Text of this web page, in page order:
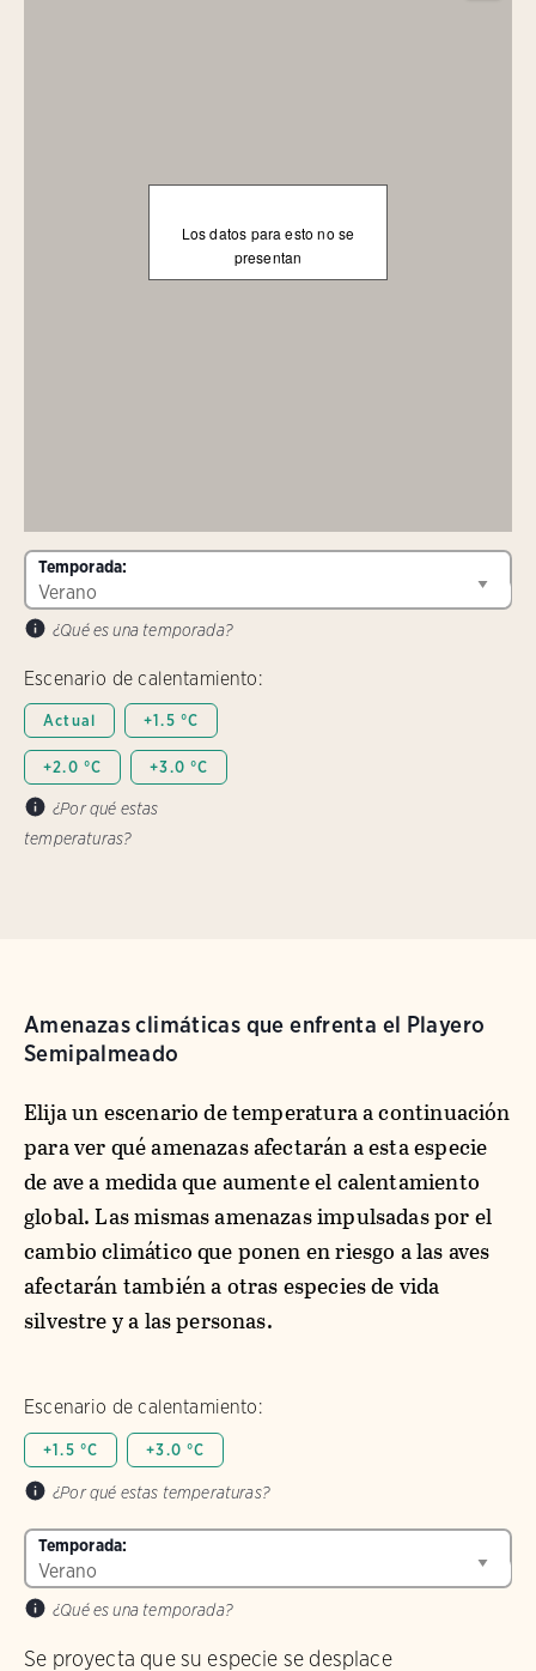
Los datos para esto no se
presentan
Temporada:
¿Qué es una temporada?
Escenario de calentamiento:
Actual +1.5 °C
+2.0 °C +3.0 °C
¿Por qué estas
temperaturas?
Amenazas climáticas que enfrenta el Playero
Semipalmeado
Elija un escenario de temperatura a continuación
para ver qué amenazas afectarán a esta especie
de ave a medida que aumente el calentamiento
global. Las mismas amenazas impulsadas por el
cambio climático que ponen en riesgo a las aves
afectarán también a otras especies de vida
silvestre y a las personas.
Escenario de calentamiento:
+1.5 °C +3.0 °C
¿Por qué estas temperaturas?
Temporada:
¿Qué es una temporada?
Se proyecta que su especie se desplace